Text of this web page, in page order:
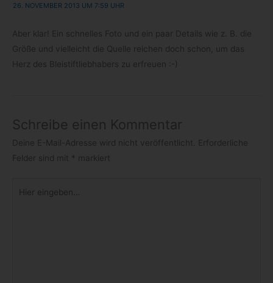
26. NOVEMBER 2013 UM 7:59 UHR
Aber klar! Ein schnel­les Foto und ein paar Details wie z. B. die
Größe und viel­leicht die Quelle rei­chen doch schon, um das
Herz des Blei­stift­lieb­ha­bers zu erfreuen :-)
Schreibe einen Kommentar
Deine E-Mail-Adresse wird nicht veröffentlicht.
Erforderliche
Felder sind mit
* markiert
eingeben…